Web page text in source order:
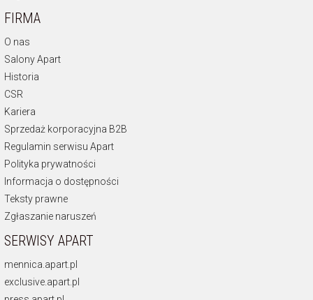
FIRMA
O nas
Salony Apart
Historia
CSR
Kariera
Sprzedaż korporacyjna B2B
Regulamin serwisu Apart
Polityka prywatności
Informacja o dostępności
Teksty prawne
Zgłaszanie naruszeń
SERWISY APART
mennica.apart.pl
exclusive.apart.pl